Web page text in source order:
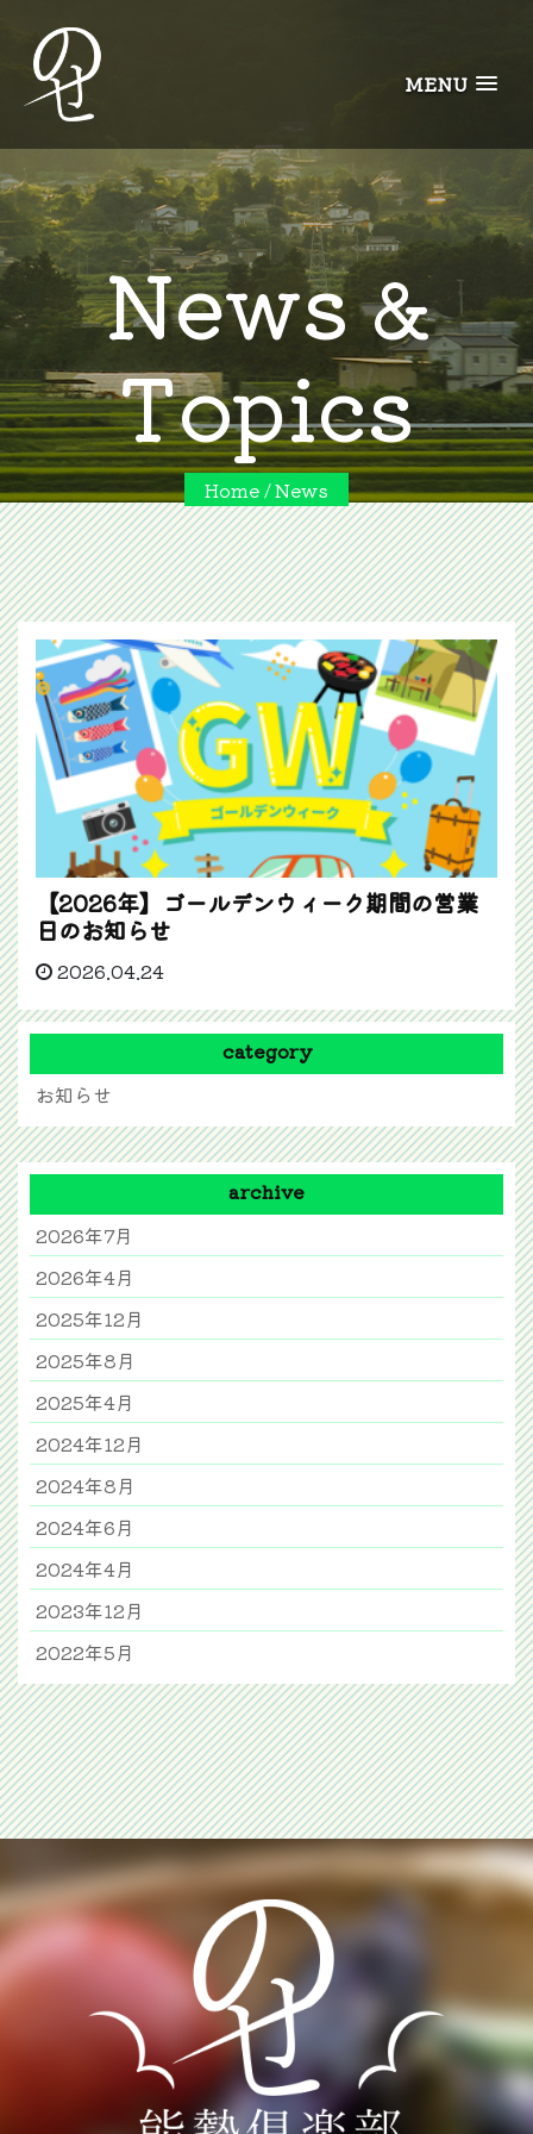
MENU
News &
Topics
Home News
【2026年】ゴールデンウィーク期間の営業
日のお知らせ
2026.04.24
category
お知らせ
archive
2026年7月
2026年4月
2025年12月
2025年8月
2025年4月
2024年12月
2024年8月
2024年6月
2024年4月
2023年12月
2022年5月